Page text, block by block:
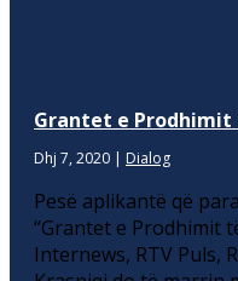
Grantet e
Dhj 7, 2020 | Dialog
Pesë aplikantë që
“Grantet e Prodhimit
Internews, RTV Puls,